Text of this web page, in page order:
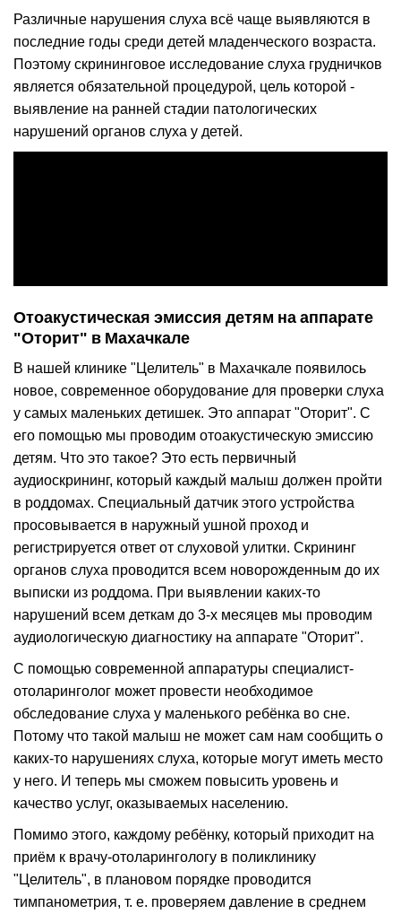
Различные нарушения слуха всё чаще выявляются в
последние годы среди детей младенческого возраста.
Поэтому скрининговое исследование слуха грудничков
является обязательной процедурой, цель которой -
выявление на ранней стадии патологических
нарушений органов слуха у детей.
Отоакустическая эмиссия детям на аппарате
"Оторит" в Махачкале
В нашей клинике "Целитель" в Махачкале появилось
новое, современное оборудование для проверки слуха
у самых маленьких детишек. Это аппарат "Оторит". С
его помощью мы проводим отоакустическую эмиссию
детям. Что это такое? Это есть первичный
аудиоскрининг, который каждый малыш должен пройти
в роддомах. Специальный датчик этого устройства
просовывается в наружный ушной проход и
регистрируется ответ от слуховой улитки. Скрининг
органов слуха проводится всем новорожденным до их
выписки из роддома. При выявлении каких-то
нарушений всем деткам до 3-х месяцев мы проводим
аудиологическую диагностику на аппарате "Оторит".
С помощью современной аппаратуры специалист-
отоларинголог может провести необходимое
обследование слуха у маленького ребёнка во сне.
Потому что такой малыш не может сам нам сообщить о
каких-то нарушениях слуха, которые могут иметь место
у него. И теперь мы сможем повысить уровень и
качество услуг, оказываемых населению.
Помимо этого, каждому ребёнку, который приходит на
приём к врачу-отоларингологу в поликлинику
"Целитель", в плановом порядке проводится
тимпанометрия, т. е. проверяем давление в среднем